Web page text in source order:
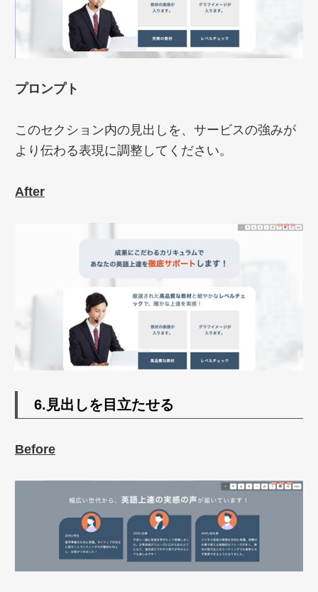
プロンプト
このセクション内の見出しを、サービスの強みが
より伝わる表現に調整してください。
After
6.見出しを目立たせる
Before